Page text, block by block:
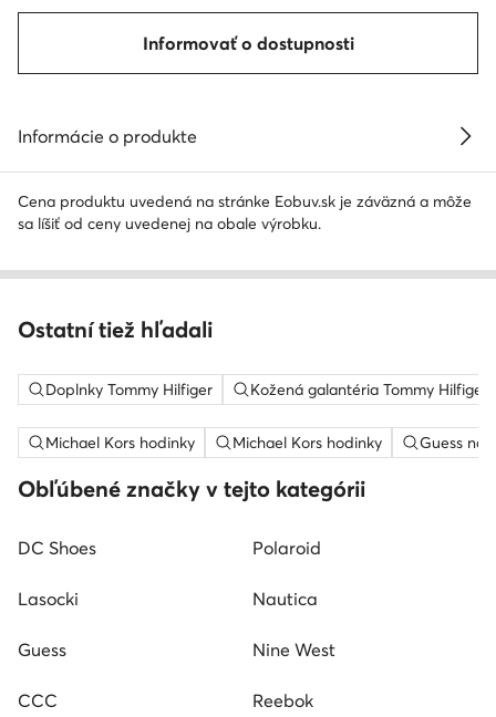
Informovať o dostupnosti
Informácie o produkte
Cena produktu uvedená na stránke Eobuv.sk je záväzná a môže
sa líšiť od ceny uvedenej na obale výrobku.
Ostatní tiež hľadali
Doplnky Tommy Hilfiger Kožená galantéria Tommy Hilfiger
Michael Kors hodinky Michael Kors hodinky Guess
Obľúbené značky v tejto kategórii
DC Shoes Polaroid
Lasocki Nautica
Guess Nine West
CCC Reebok